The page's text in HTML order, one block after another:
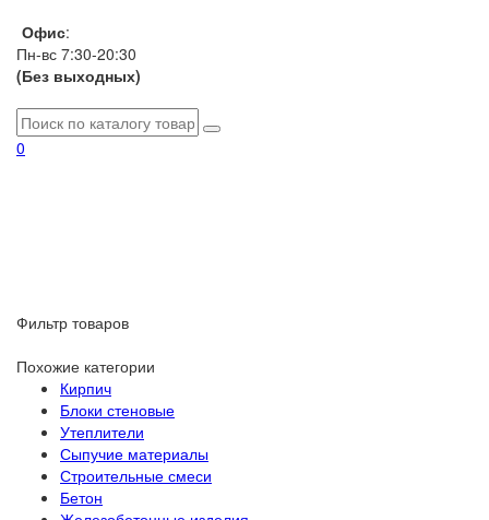
Офис:
Пн-вс 7:30-20:30
(Без выходных)
0
Фильтр товаров
Похожие категории
Кирпич
Блоки стеновые
Утеплители
Сыпучие материалы
Строительные смеси
Бетон